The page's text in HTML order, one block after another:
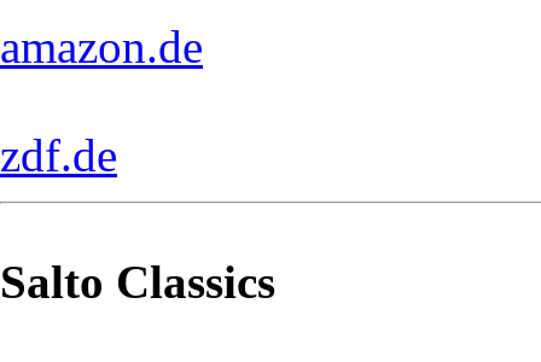
amazon.de
zdf.de
Salto Classics